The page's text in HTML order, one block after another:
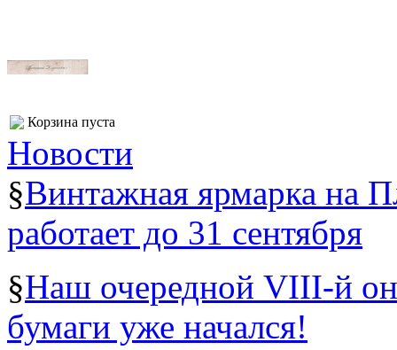
Корзина пуста
Новости
§Винтажная ярмарка на
работает до 31 сентября
§Наш очередной VIII-й
бумаги уже начался!